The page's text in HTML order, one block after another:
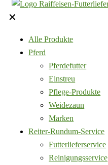
✕
Alle Produkte
Pferd
Pferdefutter
Einstreu
Pflege-Produkte
Weidezaun
Marken
Reiter-Rundum-Service
Futterlieferservice
Reinigungsservice